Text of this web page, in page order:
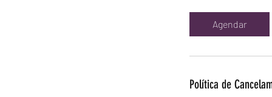
Agendar
Política de